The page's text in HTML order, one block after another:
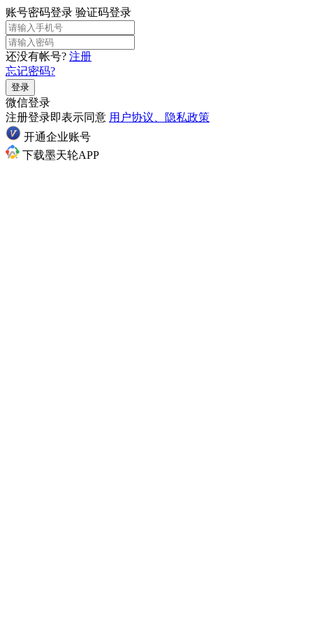
账号密码登录 验证码登录
还没有帐号? 注册
忘记密码?
登录
微信登录
注册登录即表示同意 用户协议、隐私政策
开通企业账号
下载墨天轮APP